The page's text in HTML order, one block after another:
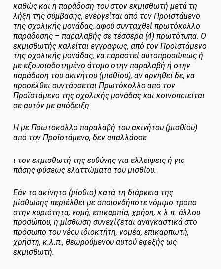
καθώς και η παράδοση του στον εκμισθωτή μετά τη
λήξη της σύμβασης, ενεργείται από τον Προϊστάμενο
της σχολικής μονάδας, αφού συνταχθεί πρωτόκολλο
παράδοσης – παραλαβής σε τέσσερα (4) πρωτότυπα. Ο
εκμισθωτής καλείται εγγράφως, από τον Προϊστάμενο
της σχολικής μονάδας, να παραστεί αυτοπροσώπως ή
με εξουσιοδοτημένο άτομο στην παραλαβή ή στην
παράδοση του ακινήτου (μισθίου), αν αρνηθεί δε, να
προσέλθει συντάσσεται Πρωτόκολλο από τον
Προϊστάμενο της σχολικής μονάδας και κοινοποιείται
σε αυτόν με απόδειξη.
Η με Πρωτόκολλο παραλαβή του ακινήτου (μισθίου)
από τον Προϊστάμενο, δεν απαλλάσσε
ι τον εκμισθωτή της ευθύνης για ελλείψεις ή για
πάσης φύσεως ελαττώματα του μισθίου.
Εάν το ακίνητο (μίσθιο) κατά τη διάρκεια της
μίσθωσης περιέλθει με οποιονδήποτε νόμιμο τρόπο
στην κυριότητα, νομή, επικαρπία, χρήση, κ.λ.π. άλλου
προσώπου, η μίσθωση συνεχίζεται αναγκαστικά στο
πρόσωπο του νέου ιδιοκτήτη, νομέα, επικαρπωτή,
χρήστη, κ.λ.π., θεωρούμενου αυτού εφεξής ως
εκμισθωτή.